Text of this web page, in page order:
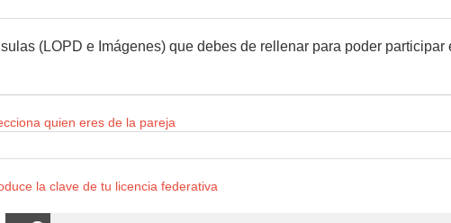
(LOPD e Imágenes) que debes de rellenar para poder participar
quien eres de la pareja
la clave de tu licencia federativa